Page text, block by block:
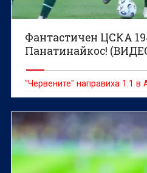
Фантастичен ЦСКА
Панатинайкос!
"Червените" направиха 1:1 в